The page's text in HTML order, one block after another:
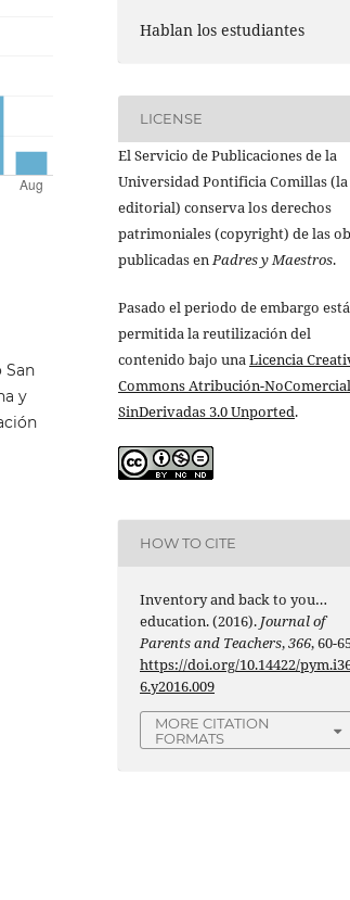
San
y
Hablan los estudiantes
LICENSE
El Servicio de Publicaciones de la
Universidad Pontificia Comillas (la
editorial) conserva los derechos
patrimoniales (copyright) de las
publicadas enPadres y Maestros.
Pasado el periodo de embargo está
permitida la reutilización del
contenido bajo unaLicencia
Commons Atribución-
SinDerivadas 3.0 Unported.
HOW TO CITE
Inventory and back to you…
education. (2016). Journal of
Parents and Teachers,366, 60-
https://doi.org/10.14422/
6.y2016.009
MORE CITATION
FORMATS